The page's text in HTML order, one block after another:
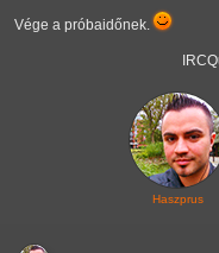
Vége a próbaidőnek.
Haszprus